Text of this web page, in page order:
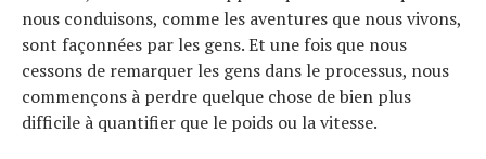
nous conduisons, comme les aventures que nous vivons,
sont façonnées par les gens. Et une fois que nous
cessons de remarquer les gens dans le processus, nous
commençons à perdre quelque chose de bien plus
difficile à quantifier que le poids ou la vitesse.